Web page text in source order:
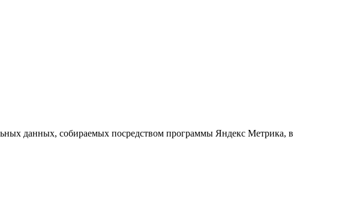
данных, собираемых посредством программы Яндекс Метрика, в